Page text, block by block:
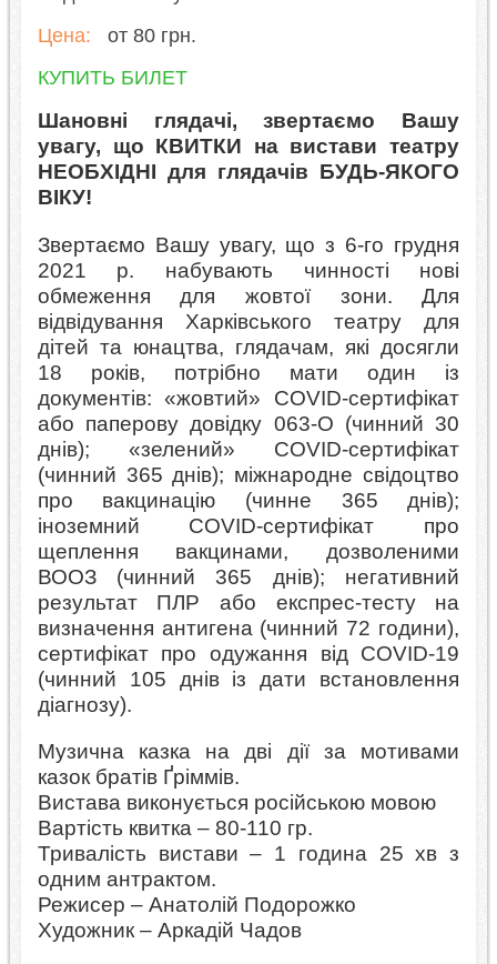
Цена:
от 80 грн.
КУПИТЬ БИЛЕТ
Шановні глядачі, звертаємо Вашу
увагу, що КВИТКИ на вистави театру
НЕОБХІДНІ для глядачів БУДЬ-ЯКОГО
ВІКУ!
Звертаємо Вашу увагу, що з 6-го грудня
2021 р. набувають чинності нові
обмеження для жовтої зони. Для
відвідування Харківського театру для
дітей та юнацтва, глядачам, які досягли
18 років, потрібно мати один із
документів: «жовтий» COVID-сертифікат
або паперову довідку 063-О (чинний 30
днів); «зелений» COVID-сертифікат
(чинний 365 днів); міжнародне свідоцтво
про вакцинацію (чинне 365 днів);
іноземний COVID-сертифікат про
щеплення вакцинами, дозволеними
ВООЗ (чинний 365 днів); негативний
результат ПЛР або експрес-тесту на
визначення антигена (чинний 72 години),
сертифікат про одужання від COVID-19
(чинний 105 днів із дати встановлення
діагнозу).
Музична казка на дві дії за мотивами
казок братів Ґріммів.
Вистава виконується російською мовою
Вартість квитка – 80-110 гр.
Тривалість вистави – 1 година 25 хв з
одним антрактом.
Режисер – Анатолій Подорожко
Художник – Аркадій Чадов